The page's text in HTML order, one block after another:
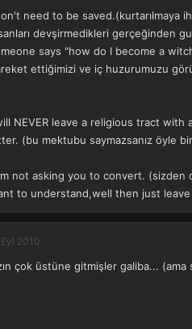
need to be saved.(kurtarılmaya
devşirmedikleri gerçeğinden
says "how do I become a
ettiğimizi ve iç huzurumuzu
NEVER leave a religious tract with
(bu mektubu saymazsanız öyle
not asking you to convert. (sizden
to understand,well then just leave
Eyl 2010
çok üstüne gitmişler galiba... (ama